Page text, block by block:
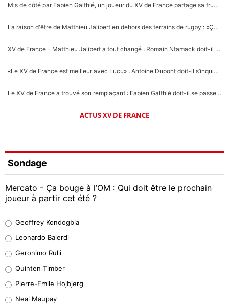
Mis de côté par Fabien Galthié, un joueur du XV de France partage sa frustration : «ils ne me l’ont pas dit tout de suite»
La raison d'être de Matthieu Jalibert en dehors des terrains de rugby : «Ça m'atteint autant que si tu touches à un membre de ma famille»
XV de France - Matthieu Jalibert a tout changé : Romain Ntamack doit-il s’inquiéter pour sa place à un an de la Coupe du monde ?
«Le XV de France est meilleur avec Lucu» : Antoine Dupont doit-il s’inquiéter pour sa place ?
Le XV de France a trouvé son remplaçant : Fabien Galthié doit-il se passer d'Antoine Dupont ?
ACTUS XV DE FRANCE
Sondage
Mercato - Ça bouge à l’OM : Qui doit être le prochain
joueur à partir cet été ?
38%
32%
5%
Geoffrey Kondogbia
Leonardo Balerdi
Geronimo Rulli
Quinten Timber
Pierre-Emile Hojbjerg
Neal Maupay